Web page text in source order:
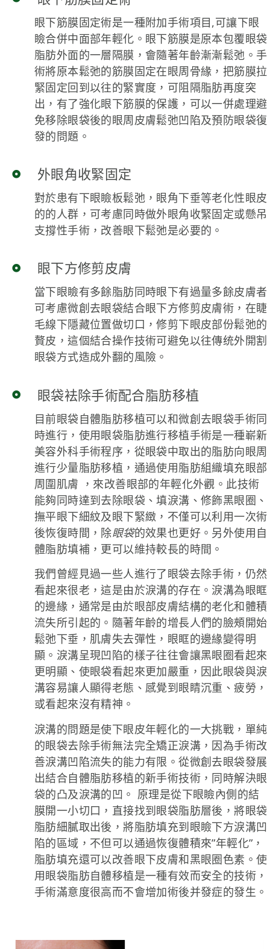
眼下筋膜固定術是一種附加手術項目,可讓下眼
瞼合併中面部年輕化。眼下筋膜是原本包覆眼袋
脂肪外面的一層隔膜，會隨著年齡漸漸鬆弛。手
術將原本鬆弛的筋膜固定在眼周骨緣，把筋膜拉
緊固定回到以往的緊實度，可阻隔脂肪再度突
出，有了強化眼下筋膜的保護，可以一併處理避
免移除眼袋後的眼周皮膚鬆弛凹陷及預防眼袋復
發的問題。
外眼角收緊固定
對於患有下眼瞼板鬆弛，眼角下垂等老化性眼皮
的的人群，可考慮同時做外眼角收緊固定或懸吊
支撐性手術，改善眼下鬆弛是必要的。
眼下方修剪皮膚
當下眼瞼有多餘脂肪同時眼下有過量多餘皮膚者
可考慮微創去眼袋結合眼下方修剪皮膚術，在睫
毛線下隱藏位置做切口，修剪下眼皮部份鬆弛的
贅皮，這個結合操作技術可避免以往傳统外開割
眼袋方式造成外翻的風險。
眼袋袪除手術配合脂肪移植
目前眼袋自體脂肪移植可以和微創去眼袋手術同
時進行，使用眼袋脂肪進行移植手術是一種嶄新
美容外科手術程序，從眼袋中取出的脂肪向眼周
進行少量脂肪移植，通過使用脂肪組織填充眼部
周圍肌膚 ，來改善眼部的年輕化外觀。此技術
能夠同時達到去除眼袋、填淚溝、修飾黑眼圈、
撫平眼下細紋及眼下緊緻，不僅可以利用一次術
後恢復時間，除眼袋的效果也更好。另外使用自
體脂肪填補，更可以維持較長的時間。
我們曾經見過一些人進行了眼袋去除手術，仍然
看起來很老，這是由於淚溝的存在。淚溝為眼眶
的邊緣，通常是由於眼部皮膚結構的老化和體積
流失所引起的。隨著年齡的增長人們的臉頰開始
鬆弛下垂，肌膚失去彈性，眼眶的邊緣變得明
顯。淚溝呈現凹陷的樣子往往會讓黑眼圈看起來
更明顯、使眼袋看起來更加嚴重，因此眼袋與淚
溝容易讓人顯得老態、感覺到眼睛沉重、疲勞，
或看起來沒有精神。
淚溝的問題是使下眼皮年輕化的一大挑戰，單純
的眼袋去除手術無法完全矯正淚溝，因為手術改
善淚溝凹陷流失的能力有限。從微創去眼袋發展
出結合自體脂肪移植的新手術技術，同時解決眼
袋的凸及淚溝的凹。 原理是從下眼瞼內側的結
膜開一小切口，直接找到眼袋脂肪層後，將眼袋
脂肪細膩取出後，將脂肪填充到眼瞼下方淚溝凹
陷的區域，不但可以通過恢復體積來”年輕化”，
脂肪填充還可以改善眼下皮膚和黑眼圈色素。使
用眼袋脂肪自體移植是一種有效而安全的技術，
手術滿意度很高而不會增加術後并發症的發生。